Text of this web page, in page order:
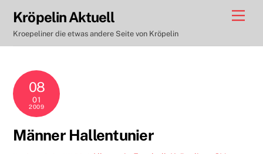
content
Kröpelin Aktuell
Kroepeliner die etwas andere Seite von Kröpelin
08
01
2009
Männer Hallentunier